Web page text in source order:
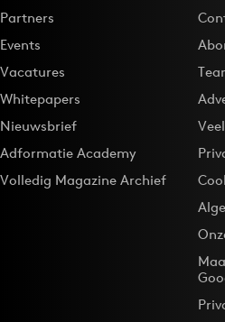
Partners
Events
Vacatures
Whitepapers
Nieuwsbrief
Adformatie Academy
Volledig Magazine Archief